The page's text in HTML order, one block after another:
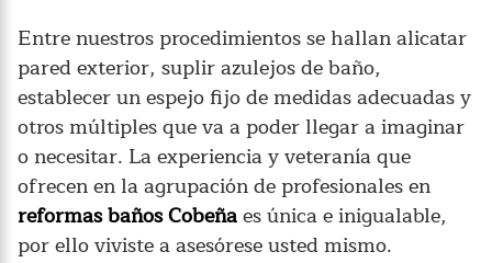
Entre nuestros procedimientos se hallan alicatar
pared exterior, suplir azulejos de baño,
establecer un espejo fijo de medidas adecuadas y
otros múltiples que va a poder llegar a imaginar
o necesitar. La experiencia y veteranía que
ofrecen en la agrupación de profesionales en
reformas baños Cobeñaes única e inigualable,
por ello viviste a asesórese usted mismo.